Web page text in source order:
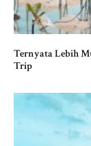
Ternyata Lebih
Trip